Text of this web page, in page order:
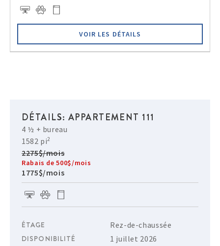
VOIR LES DÉTAILS
DÉTAILS: APPARTEMENT 111
4 ½ + bureau
1582 pi2
2275$/mois
Rabais de 500$/mois
1775$/mois
ÉTAGE
Rez-de-chaussée
DISPONIBILITÉ
1 juillet 2026